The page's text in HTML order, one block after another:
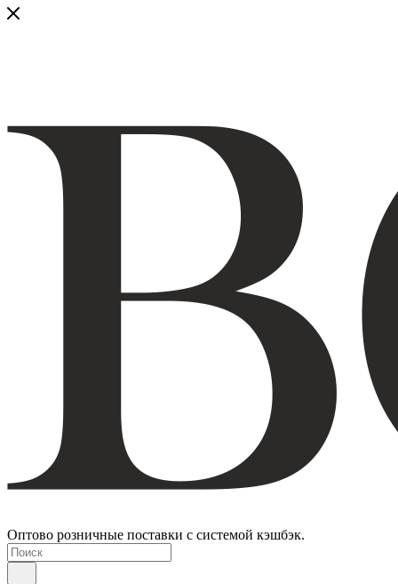
Оптово розничные поставки с системой кэшбэк.